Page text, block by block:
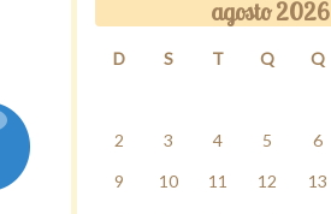
agosto 2026
D S T Q Q
2
3 4 5 6
9
10 11 12 13